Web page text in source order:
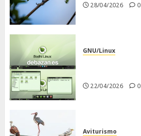
28/04/2026 0
GNU/Linux
22/04/2026 0
Aviturismo